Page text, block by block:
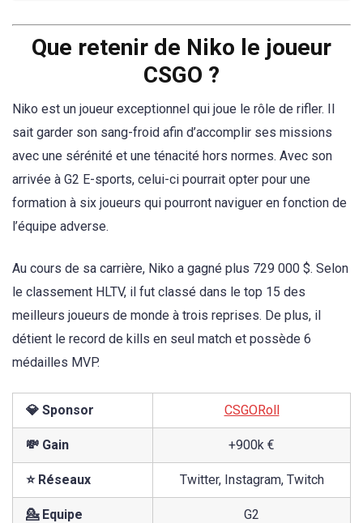
Que retenir de Niko le joueur
CSGO ?
Niko est un joueur exceptionnel qui joue le rôle de rifler. Il
sait garder son sang-froid afin d’accomplir ses missions
avec une sérénité et une ténacité hors normes. Avec son
arrivée à G2 E-sports, celui-ci pourrait opter pour une
formation à six joueurs qui pourront naviguer en fonction de
l’équipe adverse.
Au cours de sa carrière, Niko a gagné plus 729 000 $. Selon
le classement HLTV, il fut classé dans le top 15 des
meilleurs joueurs de monde à trois reprises. De plus, il
détient le record de kills en seul match et possède 6
médailles MVP.
💎 Sponsor CSGORoll
💸 Gain +900k €
⭐ Réseaux Twitter, Instagram, Twitch
💁 Equipe G2